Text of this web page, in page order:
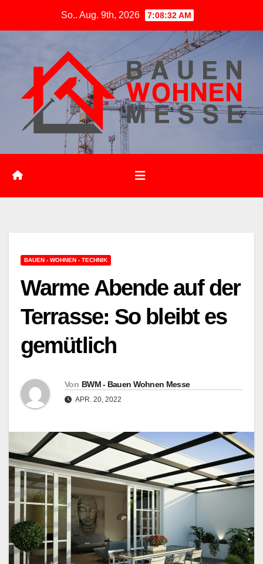
So.. Aug. 9th, 2026 7:08:33 AM
BAUEN - WOHNEN - TECHNIK
Warme Abende auf der
Terrasse: So bleibt es
gemütlich
Von BWM - Bauen Wohnen Messe
APR. 20, 2022